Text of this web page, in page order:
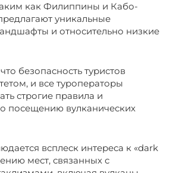
как Филиппины и Кабо-
уникальные
и относительно низкие
безопасность туристов
и все туроператоры
строгие правила и
посещению вулканических
всплеск интереса к «dark
мест, связанных с